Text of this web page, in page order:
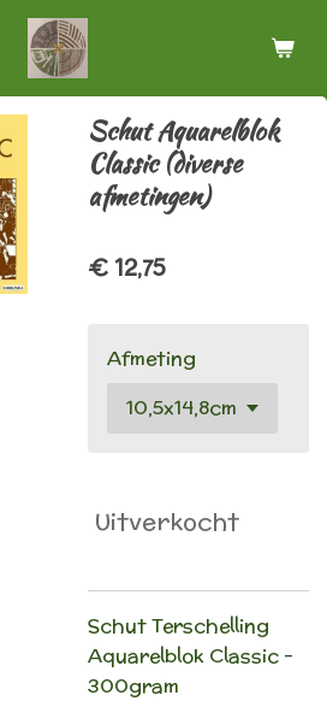
Schut Aquarelblok
Classic (diverse
afmetingen)
€ 12,75
Afmeting
Uitverkocht
Schut Terschelling
Aquarelblok Classic -
300gram